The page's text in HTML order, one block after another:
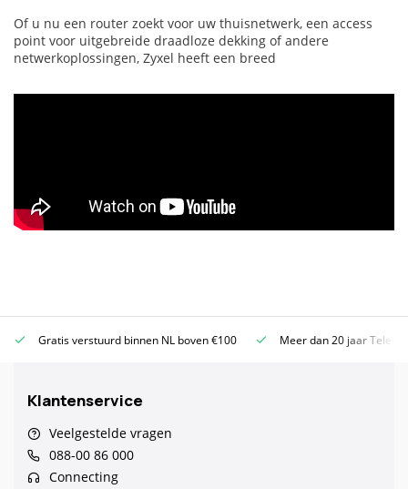
Of u nu een router zoekt voor uw thuisnetwerk, een access
point voor uitgebreide draadloze dekking of andere
netwerkoplossingen, Zyxel heeft een breed
Gratis verstuurd binnen NL boven €100 Meer dan 20 jaar
Klantenservice
Veelgestelde vragen
088-00 86 000
Connecting